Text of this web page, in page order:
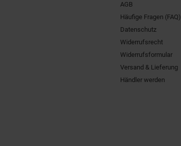
AGB
Häufige Fragen (FAQ)
Datenschutz
Widerrufsrecht
Widerrufsformular
Versand & Lieferung
Händler werden